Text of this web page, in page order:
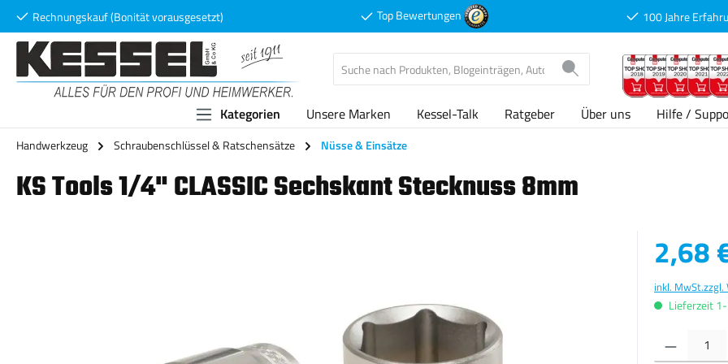
Hauptinhalt springen
Zur Suche springen
Zur Hauptnavigation springen
Rechnungskauf (Bonität vorausgesetzt) Top Bewertungen 100 Jahre
Kategorien Unsere Marken Kessel-Talk Ratgeber Über uns Hilfe /
Handwerkzeug Schraubenschlüssel & Ratschensätze Nüsse & Einsätze
KS Tools 1/4" CLASSIC Sechskant Stecknuss 8mm
2,68
inkl. MwSt.zzgl.
Lieferzeit
Produkt Anzahl: